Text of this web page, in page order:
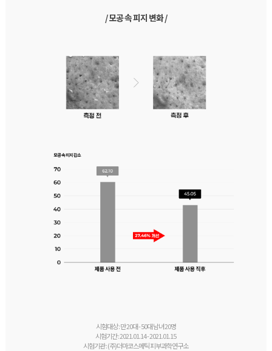
/ 모공 속 피지 변화 /
시험대상 : 만 20대 - 50대 남녀 20명
시험기간 : 2021.01.14 - 2021.01.15
시험기관 : (주)더마코스메틱 피부과학연구소